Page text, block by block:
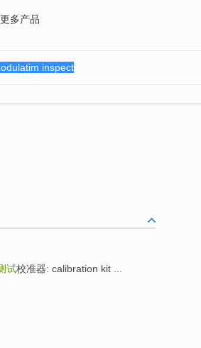
更多产品
试校准器: calibration kit ...